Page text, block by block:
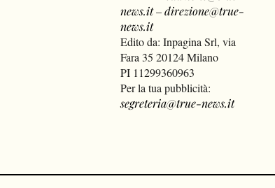
news.it–direzione@true-
news.it
Edito da: Inpagina Srl, via
Fara 35 20124 Milano
PI 11299360963
Per la tua pubblicità:
segreteria@true-news.it